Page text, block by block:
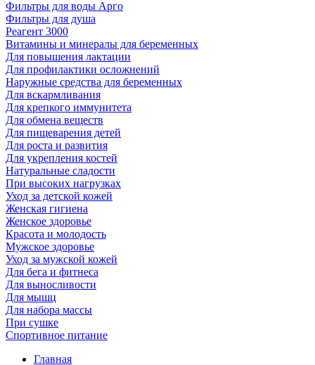
Фильтры для воды Арго
Фильтры для душа
Реагент 3000
Витамины и минералы для беременных
Для повышения лактации
Для профилактики осложнений
Наружные средства для беременных
Для вскармливания
Для крепкого иммунитета
Для обмена веществ
Для пищеварения детей
Для роста и развития
Для укрепления костей
Натуральные сладости
При высоких нагрузках
Уход за детской кожей
Женская гигиена
Женское здоровье
Красота и молодость
Мужское здоровье
Уход за мужской кожей
Для бега и фитнеса
Для выносливости
Для мышц
Для набора массы
При сушке
Спортивное питание
Главная